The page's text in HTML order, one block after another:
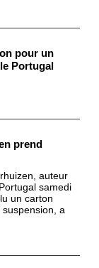
pour un
Portugal
prend
auteur
samedi
un carton
a